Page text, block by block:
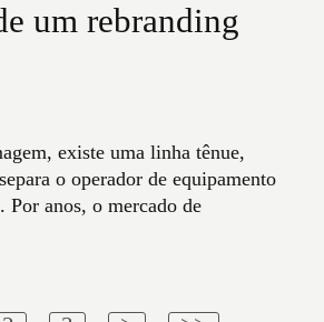
um rebranding
existe uma linha tênue,
o operador de equipamento
Por anos, o mercado de